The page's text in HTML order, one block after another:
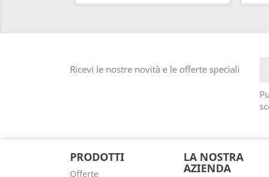
Ricevi le nostre novità e le offerte speciali
PRODOTTI
Offerte
LA NOSTRA
AZIENDA